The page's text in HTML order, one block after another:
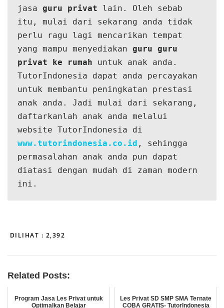
jasa guru privat lain. Oleh sebab
itu, mulai dari sekarang anda tidak
perlu ragu lagi mencarikan tempat
yang mampu menyediakan guru guru
privat ke rumah untuk anak anda.
TutorIndonesia dapat anda percayakan
untuk membantu peningkatan prestasi
anak anda. Jadi mulai dari sekarang,
daftarkanlah anak anda melalui
www.tutorindonesia.co.id , sehingga
permasalahan anak anda pun dapat
diatasi dengan mudah di zaman modern
ini.
DILIHAT : 2,392
Related Posts:
Program Jasa Les Privat untuk
Optimalkan Belajar
Les Privat SD SMP SMA Ternate
COBA GRATIS- TutorIndonesia